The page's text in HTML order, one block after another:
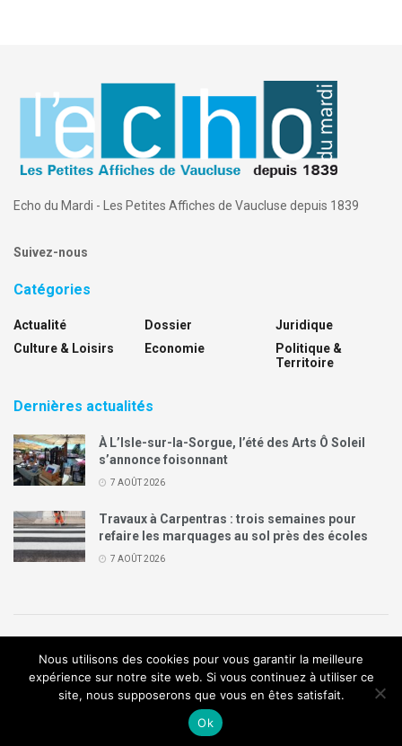
Echo du Mardi - Les Petites Affiches de Vaucluse depuis 1839
Suivez-nous
Catégories
Actualité
Culture & Loisirs
Dossier
Economie
Juridique
Politique &
Territoire
Dernières actualités
À L’Isle-sur-la-Sorgue, l’été des Arts Ô Soleil
s’annonce foisonnant
7 AOÛT 2026
Travaux à Carpentras : trois semaines pour
refaire les marquages au sol près des écoles
7 AOÛT 2026
Politique de confidentialité Mentions légales
Contact
Annonces Legal Plus
Agence de communication
Nous utilisons des cookies pour vous garantir la meilleure
expérience sur notre site web. Si vous continuez à utiliser ce
site, nous supposerons que vous en êtes satisfait.
Ok